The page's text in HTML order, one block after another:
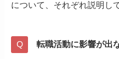
について、それぞれ説明し
転職活動に影響が出